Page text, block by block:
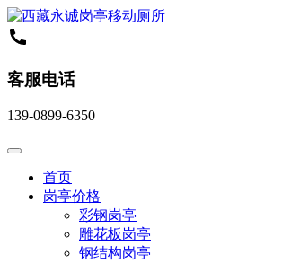
客服电话
139-0899-6350
首页
岗亭价格
彩钢岗亭
雕花板岗亭
钢结构岗亭